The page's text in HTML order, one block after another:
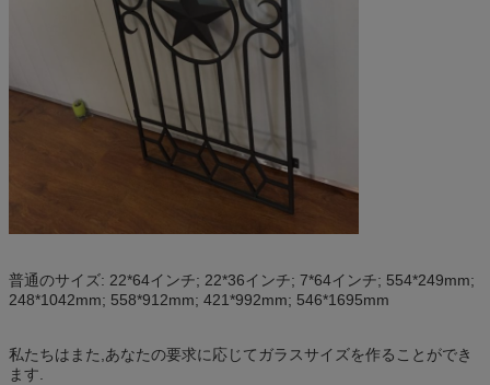
普通のサイズ: 22*64インチ; 22*36インチ; 7*64インチ; 554*249mm;
248*1042mm; 558*912mm; 421*992mm; 546*1695mm
私たちはまた,あなたの要求に応じてガラスサイズを作ることができ
ます.